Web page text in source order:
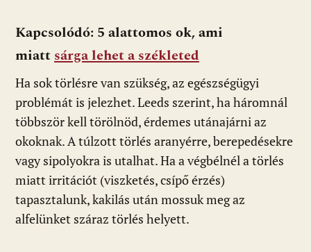
Kapcsolódó: 5 alattomos ok, ami
miattsárga lehet a székleted
Ha sok törlésre van szükség, az egészségügyi
problémát is jelezhet. Leeds szerint, ha háromnál
többször kell törölnöd, érdemes utánajárni az
okoknak. A túlzott törlés aranyérre, berepedésekre
vagy sipolyokra is utalhat. Ha a végbélnél a törlés
miatt irritációt (viszketés, csípő érzés)
tapasztalunk, kakilás után mossuk meg az
alfelünket száraz törlés helyett.